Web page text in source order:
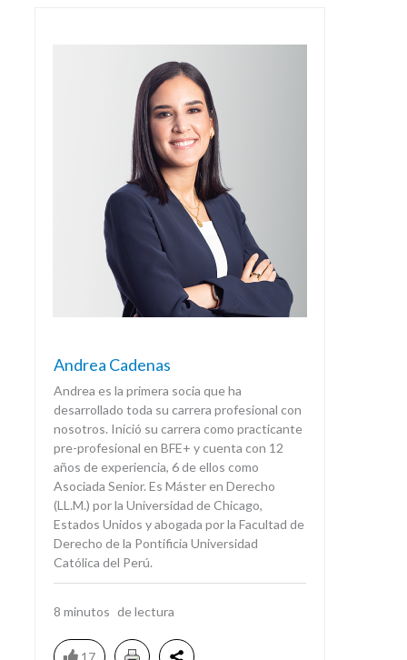
Andrea Cadenas
Andrea es la primera socia que ha
desarrollado toda su carrera profesional con
nosotros. Inició su carrera como practicante
pre-profesional en BFE+ y cuenta con 12
años de experiencia, 6 de ellos como
Asociada Senior. Es Máster en Derecho
(LL.M.) por la Universidad de Chicago,
Estados Unidos y abogada por la Facultad de
Derecho de la Pontificia Universidad
Católica del Perú.
8 minutos
17